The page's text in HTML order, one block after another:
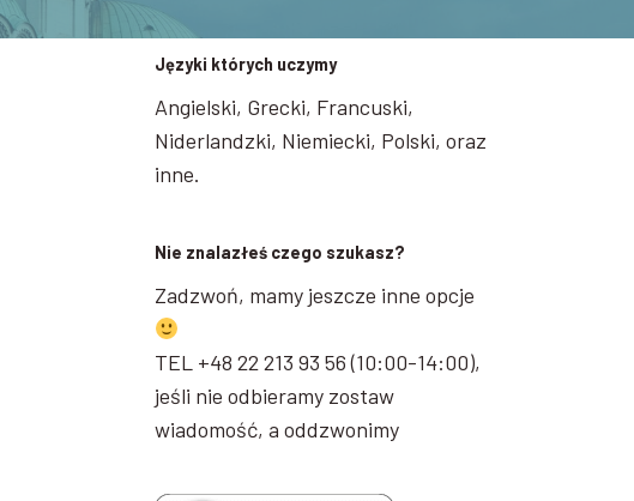
Języki których uczymy
Angielski, Grecki, Francuski,
Niderlandzki, Niemiecki, Polski, oraz
inne.
Nie znalazłeś czego szukasz?
Zadzwoń, mamy jeszcze inne opcje
TEL +48 22 213 93 56 (10:00-14:00),
jeśli nie odbieramy zostaw
wiadomość, a oddzwonimy